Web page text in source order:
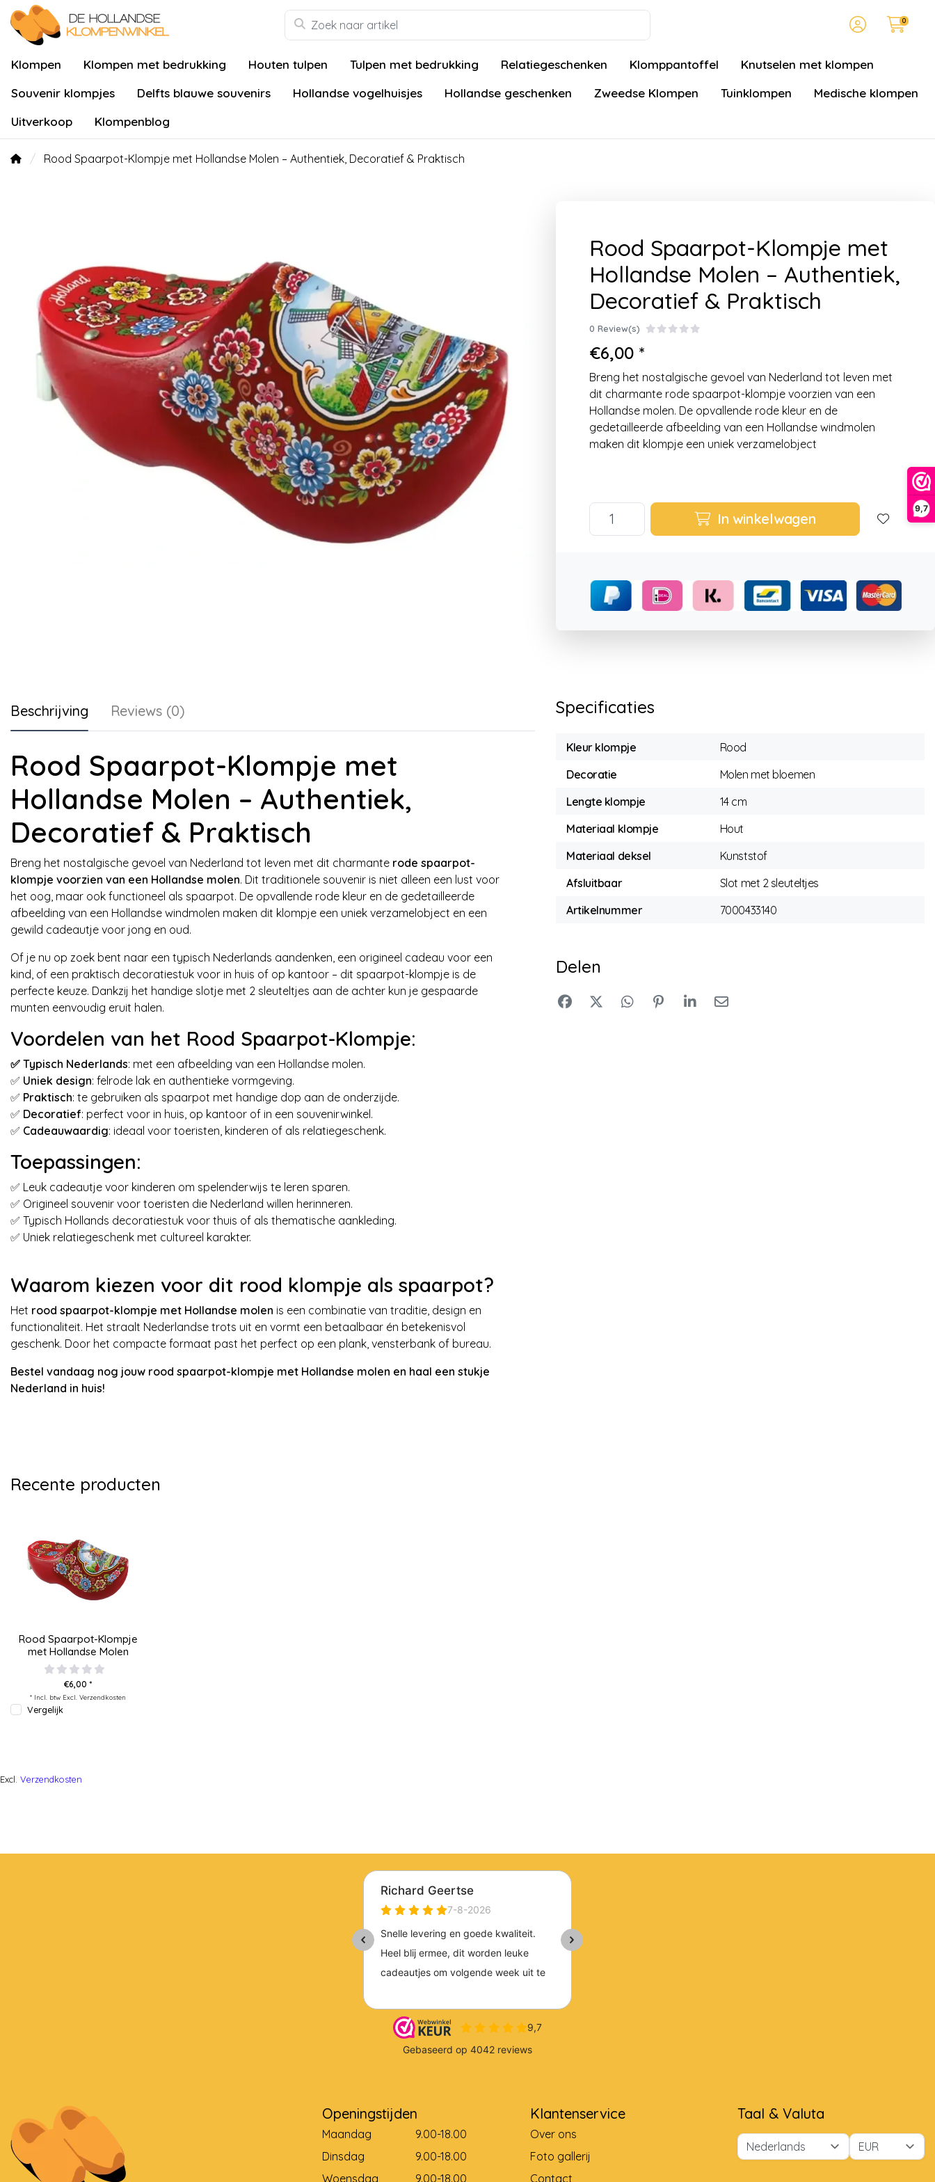
9,7
0
Klompen Klompen met bedrukking Houten tulpen Tulpen met bedrukking Relatiegeschenken Klomppantoffel
Knutselen met klompen
Souvenir klompjes
Delfts blauwe souvenirs Hollandse vogelhuisjes Hollandse geschenken Zweedse Klompen Tuinklompen
Medische klompen
Uitverkoop
Klompenblog
Rood Spaarpot-Klompje met Hollandse Molen – Authentiek, Decoratief & Praktisch
Rood Spaarpot-Klompje met
Hollandse Molen – Authentiek,
Decoratief & Praktisch
0 Review(s)
€6,00 *
Breng het nostalgische gevoel van Nederland tot leven met
dit charmante rode spaarpot-klompje voorzien van een
Hollandse molen. De opvallende rode kleur en de
gedetailleerde afbeelding van een Hollandse windmolen
maken dit klompje een uniek verzamelobject
In winkelwagen
Beschrijving Reviews (0)
Rood Spaarpot-Klompje met
Hollandse Molen – Authentiek,
Decoratief & Praktisch
Breng het nostalgische gevoel van Nederland tot leven met dit charmante rode spaarpot-
klompje voorzien van een Hollandse molen. Dit traditionele souvenir is niet alleen een lust voor
het oog, maar ook functioneel als spaarpot. De opvallende rode kleur en de gedetailleerde
afbeelding van een Hollandse windmolen maken dit klompje een uniek verzamelobject en een
gewild cadeautje voor jong en oud.
Of je nu op zoek bent naar een typisch Nederlands aandenken, een origineel cadeau voor een
kind, of een praktisch decoratiestuk voor in huis of op kantoor – dit spaarpot-klompje is de
perfecte keuze. Dankzij het handige slotje met 2 sleuteltjes aan de achter kun je gespaarde
munten eenvoudig eruit halen.
Voordelen van het Rood Spaarpot-Klompje:
✅ Typisch Nederlands: met een afbeelding van een Hollandse molen.
✅ Uniek design: felrode lak en authentieke vormgeving.
✅ Praktisch: te gebruiken als spaarpot met handige dop aan de onderzijde.
✅ Decoratief: perfect voor in huis, op kantoor of in een souvenirwinkel.
✅ Cadeauwaardig: ideaal voor toeristen, kinderen of als relatiegeschenk.
Toepassingen:
✅ Leuk cadeautje voor kinderen om spelenderwijs te leren sparen.
✅ Origineel souvenir voor toeristen die Nederland willen herinneren.
✅ Typisch Hollands decoratiestuk voor thuis of als thematische aankleding.
✅ Uniek relatiegeschenk met cultureel karakter.
Waarom kiezen voor dit rood klompje als spaarpot?
Het rood spaarpot-klompje met Hollandse molen is een combinatie van traditie, design en
functionaliteit. Het straalt Nederlandse trots uit en vormt een betaalbaar én betekenisvol
geschenk. Door het compacte formaat past het perfect op een plank, vensterbank of bureau.
Bestel vandaag nog jouw rood spaarpot-klompje met Hollandse molen en haal een stukje
Nederland in huis!
Specificaties
Kleur klompje
Rood
Decoratie
Molen met bloemen
Lengte klompje
14 cm
Materiaal klompje
Hout
Materiaal deksel
Kunststof
Afsluitbaar
Slot met 2 sleuteltjes
Artikelnummer
7000433140
Delen
Recente producten
Rood Spaarpot-Klompje
met Hollandse Molen
€6,00 *
* Incl. btw Excl. Verzendkosten
Vergelijk
Excl. Verzendkosten
Openingstijden
Maandag
9.00-18.00
Dinsdag
9.00-18.00
Woensdag
9.00-18.00
Klantenservice
Over ons
Foto gallerij
Contact
Taal & Valuta